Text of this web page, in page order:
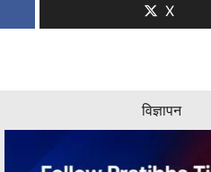
X
विज्ञापन